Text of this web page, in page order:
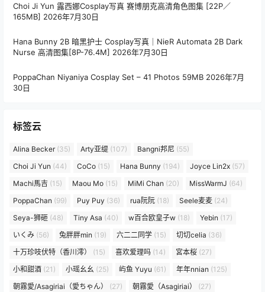
Choi Ji Yun 露西娜Cosplay写真 赛博朋克高清角色图集 [22P／
165MB] 2026年7月30日
Hana Bunny 2B 暗黑护士 Cosplay写真｜NieR Automata 2B Dark
Nurse 高清图集[8P-76.4M] 2026年7月30日
PoppaChan Niyaniya Cosplay Set – 41 Photos 59MB 2026年7月
30日
标签云
Alina Becker(35) Arty亚缇 (107) Bangni邦尼 (55)
Choi Ji Yun (44) CoCo (15) Hana Bunny (194) Joyce Lin2x (57)
Machi馬吉 (15) Maou Mo (15) MiMi Chan (20) MissWarmJ (64)
PoppaChan (99) Puy Puy (36) rua阮阮 (18) Seele麦麦 (24)
Seya-狮砸 (48) Tiny Asa (40) w百合欧皇子w (18) Yebin (17)
いくみ (56) 兔胖胖min (19) 六二二同学 (15) 切切celia (36)
十万珍吱伏特（香川澪）
(15) 喜欢爱理吗 (14) 宮本桜 (27)
小和甜酒 (21) 小瑶幺幺 (25) 屿鱼 Yuyu (61) 年年nnian (125)
朝霧愛/Asagiriai（愛ちゃん）
(27) 朝霧愛（Asagiriai）
(27)